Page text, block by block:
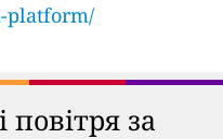
platform/
повітря за